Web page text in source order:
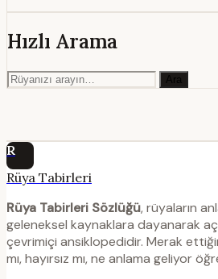
Hızlı Arama
Ara
R
Rüya Tabirleri
Rüya Tabirleri Sözlüğü, rüyaların
geleneksel kaynaklara dayanarak
çevrimiçi ansiklopedidir. Merak
mı, hayırsız mı, ne anlama geliyor